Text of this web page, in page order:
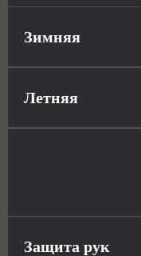
Зимняя
Летняя
Защита рук